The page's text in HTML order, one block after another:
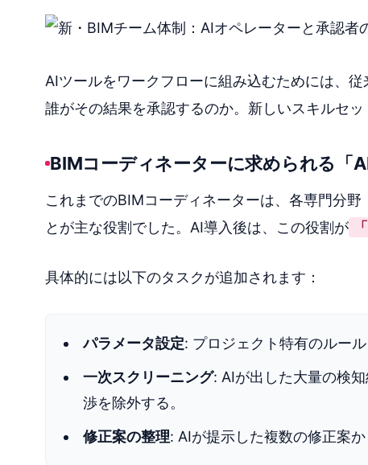
AIツールをワークフローに組み込むためには、
誰がその結果を承認するのか。新しいスキルセッ
BIMコーディネーターに求められる「
これまでのBIMコーディネーターは、各専門分
とが主な役割でした。AI導入後は、この役割が
具体的には以下のタスクが追加されます：
パラメータ設定: プロジェクト特有のルー
一次スクリーニング: AIが出した大量の検
渉を除外する。
修正案の整理: AIが提示した複数の修正案